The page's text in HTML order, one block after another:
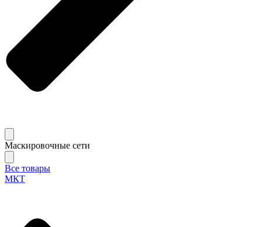
Маскировочные сети
Все товары
МКТ